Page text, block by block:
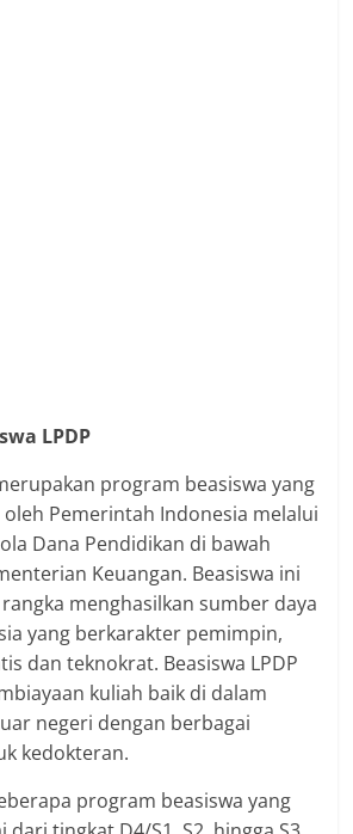
LPDP
program beasiswa yang
Pemerintah Indonesia melalui
Dana Pendidikan di bawah
Keuangan. Beasiswa ini
menghasilkan sumber daya
yang berkarakter pemimpin,
dan teknokrat. Beasiswa LPDP
kuliah baik di dalam
negeri dengan berbagai
kedokteran.
program beasiswa yang